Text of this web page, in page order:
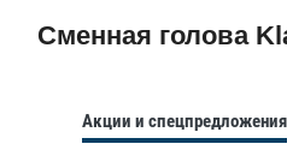
Сменная голова
Акции и спецпредложения